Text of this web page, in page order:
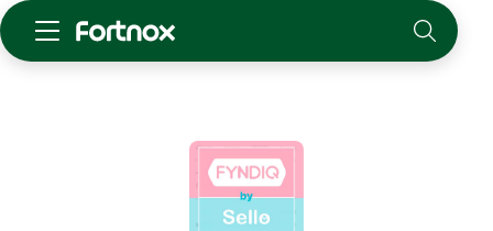
För redovisningsbyrån
Kunskap & inspiration